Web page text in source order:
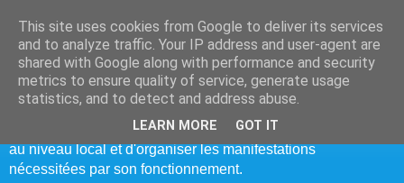
Bréal Solidarité
Cette association crée en 1979, sans option politique ni
confessionnelle, a pour but de faire fonctionner le centre
nutritionnel de Goundam au Mali, de participer à la solidarité
au niveau local et d'organiser les manifestations
nécessitées par son fonctionnement.
This site uses cookies from Google to deliver its services
and to analyze traffic. Your IP address and user-agent are
shared with Google along with performance and security
metrics to ensure quality of service, generate usage
statistics, and to detect and address abuse.
LEARN MORE GOT IT